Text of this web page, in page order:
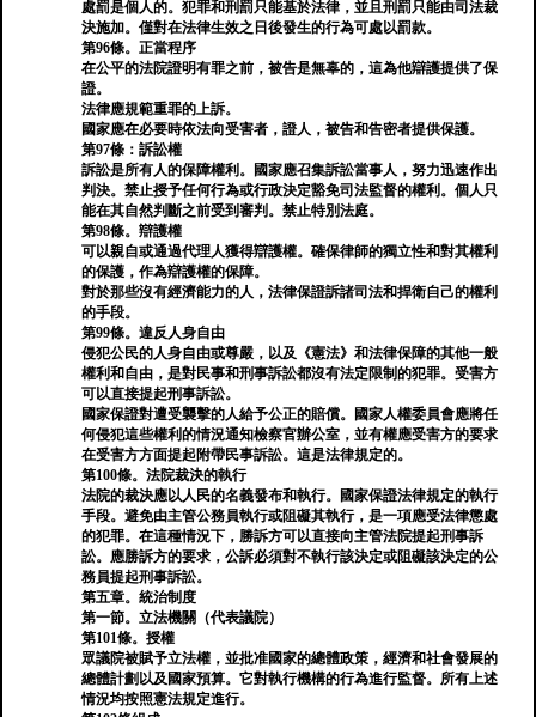
處罰是個人的。犯罪和刑罰只能基於法律，並且刑罰只能由司法裁
決施加。僅對在法律生效之日後發生的行為可處以罰款。
第96條。正當程序
在公平的法院證明有罪之前，被告是無辜的，這為他辯護提供了保
證。
法律應規範重罪的上訴。
國家應在必要時依法向受害者，證人，被告和告密者提供保護。
第97條：訴訟權
訴訟是所有人的保障權利。國家應召集訴訟當事人，努力迅速作出
判決。禁止授予任何行為或行政決定豁免司法監督的權利。個人只
能在其自然判斷之前受到審判。禁止特別法庭。
第98條。辯護權
可以親自或通過代理人獲得辯護權。確保律師的獨立性和對其權利
的保護，作為辯護權的保障。
對於那些沒有經濟能力的人，法律保證訴諸司法和捍衛自己的權利
的手段。
第99條。違反人身自由
侵犯公民的人身自由或尊嚴，以及《憲法》和法律保障的其他一般
權利和自由，是對民事和刑事訴訟都沒有法定限制的犯罪。受害方
可以直接提起刑事訴訟。
國家保證對遭受襲擊的人給予公正的賠償。國家人權委員會應將任
何侵犯這些權利的情況通知檢察官辦公室，並有權應受害方的要求
在受害方方面提起附帶民事訴訟。這是法律規定的。
第100條。法院裁決的執行
法院的裁決應以人民的名義發布和執行。國家保證法律規定的執行
手段。避免由主管公務員執行或阻礙其執行，是一項應受法律懲處
的犯罪。在這種情況下，勝訴方可以直接向主管法院提起刑事訴
訟。應勝訴方的要求，公訴必須對不執行該決定或阻礙該決定的公
務員提起刑事訴訟。
第五章。統治制度
第一節。立法機關（代表議院）
第101條。授權
眾議院被賦予立法權，並批准國家的總體政策，經濟和社會發展的
總體計劃以及國家預算。它對執行機構的行為進行監督。所有上述
情況均按照憲法規定進行。